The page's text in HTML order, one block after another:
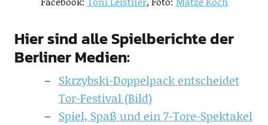
Hier sind alle Spielberichte der
Berliner Medien:
Skrzybski-Doppelpack entscheidet
Tor-Festival (Bild)
Spiel, Spaß und ein 7-Tore-Spektakel